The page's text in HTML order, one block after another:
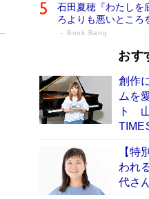
石田夏穂『わたしを
ろよりも悪いところ
Book Bang
73歳でも働くし
「なんで？ そんな
家・阿刀田高さんが
す
Book Bang
グに『容疑者Xの献
並ぶ［文庫ベストセ
和田秀樹の70代、80
おす
創作
ムを
ト
【特
われ
代さ